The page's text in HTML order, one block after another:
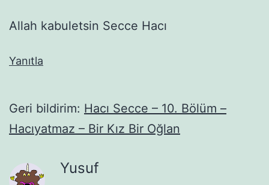
Allah kabuletsin Secce Hacı
Yanıtla
Geri bildirim: Hacı Secce – 10. Bölüm –
Hacıyatmaz – Bir Kız Bir Oğlan
Yusuf